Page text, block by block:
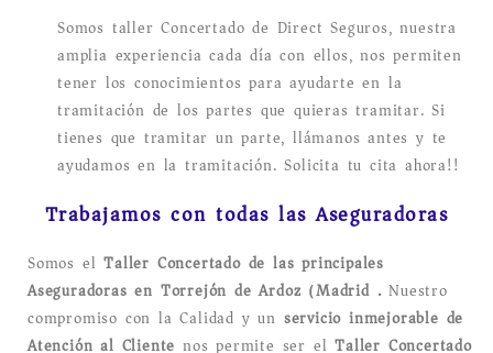
Somos taller Concertado de Direct Seguros, nuestra
amplia experiencia cada día con ellos, nos permiten
tener los conocimientos para ayudarte en la
tramitación de los partes que quieras tramitar. Si
tienes que tramitar un parte, llámanos antes y te
ayudamos en la tramitación. Solicita tu cita ahora!!
Trabajamos con todas las Aseguradoras
Somos elTaller Concertado de las principales
Aseguradoras en Torrejón de Ardoz (Madrid).Nuestro
compromiso con la Calidad y un servicio inmejorable de
Atención al Clientenos permite ser elTaller Concertado